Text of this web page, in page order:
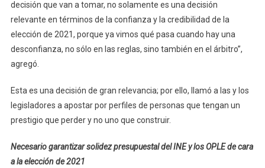
decisión que van a tomar, no solamente es una decisión
relevante en términos de la confianza y la credibilidad de la
elección de 2021, porque ya vimos qué pasa cuando hay una
desconfianza, no sólo en las reglas, sino también en el árbitro”,
agregó.
Esta es una decisión de gran relevancia; por ello, llamó a las y los
legisladores a apostar por perfiles de personas que tengan un
prestigio que perder y no uno que construir.
Necesario garantizar solidez presupuestal del INE y los OPLE de cara
a la elección de 2021